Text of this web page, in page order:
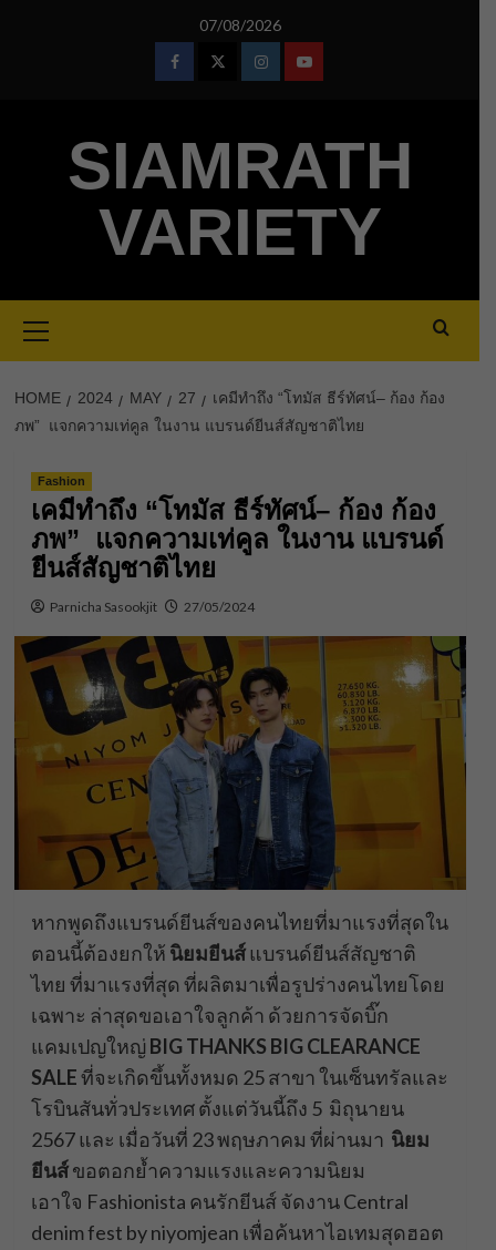
07/08/2026
FacebookTwitterInstagramYoutube
SIAMRATH
VARIETY
Menu
HOME 2024 MAY 27
เคมีทำถึง “โทมัส ธีร์ทัศน์– ก้อง ก้อง
ภพ” แจกความเท่คูล ในงาน แบรนด์ยีนส์สัญชาติไทย
Fashion
เคมีทำถึง “โทมัส ธีร์ทัศน์– ก้อง ก้อง
ภพ” แจกความเท่คูล ในงาน แบรนด์
ยีนส์สัญชาติไทย
Parnicha Sasookjit 27/05/2024
หากพูดถึงแบรนด์ยีนส์ของคนไทยที่มาแรงที่สุดใน
ตอนนี้ต้องยกให้ นิยมยีนส์แบรนด์ยีนส์สัญชาติ
ไทย ที่มาแรงที่สุด ที่ผลิตมาเพื่อรูปร่างคนไทยโดย
เฉพาะ ล่าสุดขอเอาใจลูกค้า ด้วยการจัดบิ๊ก
แคมเปญใหญ่ BIG THANKS BIG CLEARANCE
SALEที่จะเกิดขึ้นทั้งหมด 25 สาขา ในเซ็นทรัลและ
โรบินสันทั่วประเทศ ตั้งแต่วันนี้ถึง 5 มิถุนายน
2567 และ เมื่อวันที่ 23 พฤษภาคม ที่ผ่านมา นิยม
ยีนส์ขอตอกย้ำความแรงและความนิยม
เอาใจ Fashionista คนรักยีนส์ จัดงาน Central
denim fest by niyomjean เพื่อค้นหาไอเทมสุดฮอต